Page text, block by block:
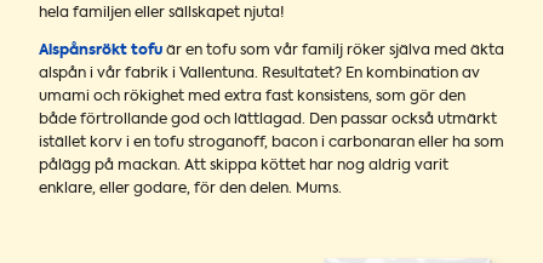
hela familjen eller sällskapet njuta!
Alspånsrökt tofu är en tofu som vår familj röker själva med äkta
alspån i vår fabrik i Vallentuna. Resultatet? En kombination av
umami och rökighet med extra fast konsistens, som gör den
både förtrollande god och lättlagad. Den passar också utmärkt
istället korv i en tofu stroganoff, bacon i carbonaran eller ha som
pålägg på mackan. Att skippa köttet har nog aldrig varit
enklare, eller godare, för den delen. Mums.